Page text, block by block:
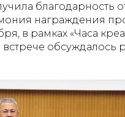
благодарность
награждения
в рамках «Часа
обсуждалось